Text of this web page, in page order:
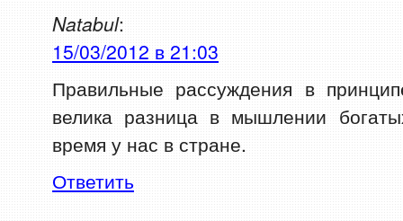
Natabul:
15/03/2012 в 21:03
Правильные рассуждения в
велика разница в мышлении
время у нас в стране.
Ответить